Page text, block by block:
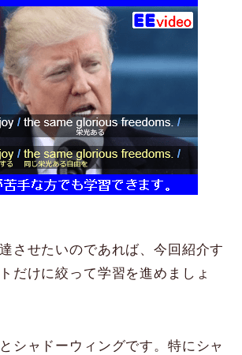
させたいのであれば、今回紹介す
だけに絞って学習を進めましょ
シャドーウィングです。特にシャ